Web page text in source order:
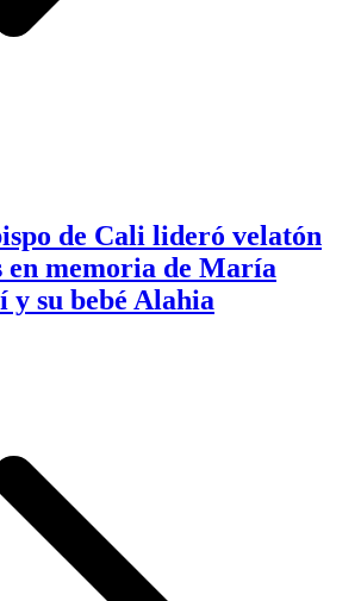
de Cali lideró velatón
en memoria de María
y su bebé Alahia